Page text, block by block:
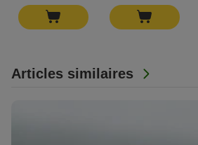
Articles similaires